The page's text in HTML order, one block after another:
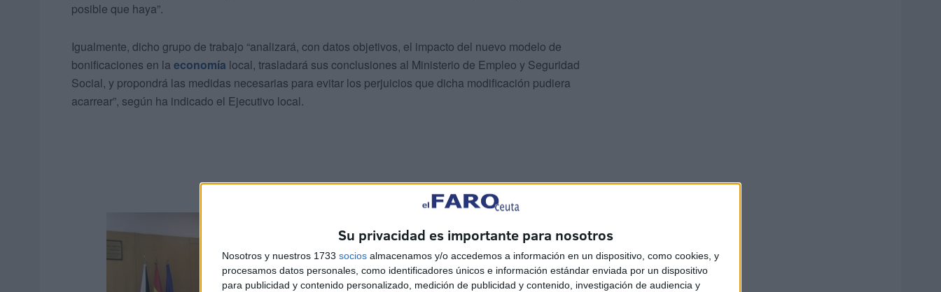
Su privacidad es importante para nosotros
Nosotros y nuestros 1733 socios almacenamos y/o accedemos a información en un dispositivo, como cookies, y
procesamos datos personales, como identificadores únicos e información estándar enviada por un dispositivo
para publicidad y contenido personalizado, medición de publicidad y contenido, investigación de audiencia y
posible que haya”.
Igualmente, dicho grupo de trabajo “analizará, con datos objetivos, el impacto del nuevo modelo de
bonificaciones en la economía local, trasladará sus conclusiones al Ministerio de Empleo y Seguridad
Social, y propondrá las medidas necesarias para evitar los perjuicios que dicha modificación pudiera
acarrear”, según ha indicado el Ejecutivo local.